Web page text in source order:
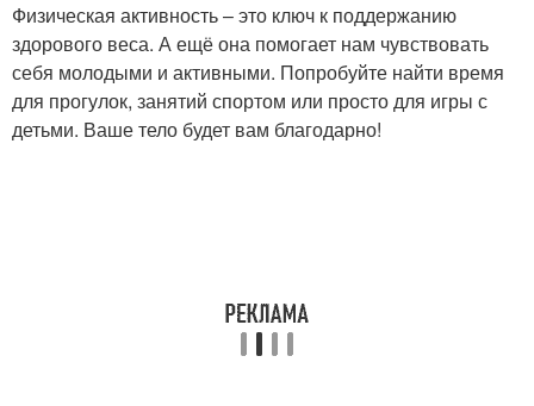
Физическая активность – это ключ к поддержанию
здорового веса. А ещё она помогает нам чувствовать
себя молодыми и активными. Попробуйте найти время
для прогулок, занятий спортом или просто для игры с
детьми. Ваше тело будет вам благодарно!